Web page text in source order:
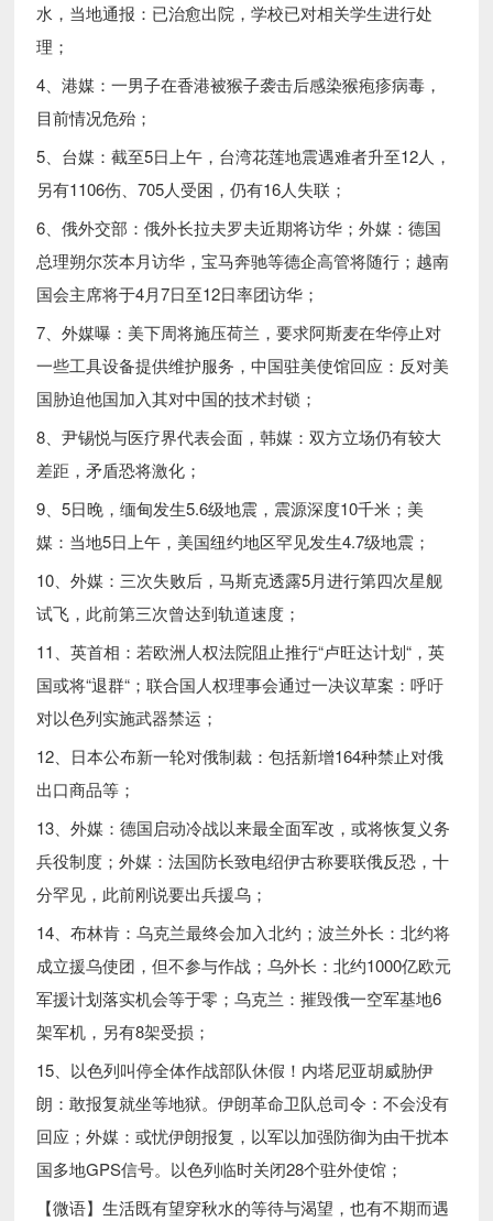
水，当地通报：已治愈出院，学校已对相关学生进行处
理；
4、港媒：一男子在香港被猴子袭击后感染猴疱疹病毒，
目前情况危殆；
5、台媒：截至5日上午，台湾花莲地震遇难者升至12人，
另有1106伤、705人受困，仍有16人失联；
6、俄外交部：俄外长拉夫罗夫近期将访华；外媒：德国
总理朔尔茨本月访华，宝马奔驰等德企高管将随行；越南
国会主席将于4月7日至12日率团访华；
7、外媒曝：美下周将施压荷兰，要求阿斯麦在华停止对
一些工具设备提供维护服务，中国驻美使馆回应：反对美
国胁迫他国加入其对中国的技术封锁；
8、尹锡悦与医疗界代表会面，韩媒：双方立场仍有较大
差距，矛盾恐将激化；
9、5日晚，缅甸发生5.6级地震，震源深度10千米；美
媒：当地5日上午，美国纽约地区罕见发生4.7级地震；
10、外媒：三次失败后，马斯克透露5月进行第四次星舰
试飞，此前第三次曾达到轨道速度；
11、英首相：若欧洲人权法院阻止推行“卢旺达计划“，英
国或将“退群“；联合国人权理事会通过一决议草案：呼吁
对以色列实施武器禁运；
12、日本公布新一轮对俄制裁：包括新增164种禁止对俄
出口商品等；
13、外媒：德国启动冷战以来最全面军改，或将恢复义务
兵役制度；外媒：法国防长致电绍伊古称要联俄反恐，十
分罕见，此前刚说要出兵援乌；
14、布林肯：乌克兰最终会加入北约；波兰外长：北约将
成立援乌使团，但不参与作战；乌外长：北约1000亿欧元
军援计划落实机会等于零；乌克兰：摧毁俄一空军基地6
架军机，另有8架受损；
15、以色列叫停全体作战部队休假！内塔尼亚胡威胁伊
朗：敢报复就坐等地狱。伊朗革命卫队总司令：不会没有
回应；外媒：或忧伊朗报复，以军以加强防御为由干扰本
国多地GPS信号。以色列临时关闭28个驻外使馆；
【微语】生活既有望穿秋水的等待与渴望，也有不期而遇